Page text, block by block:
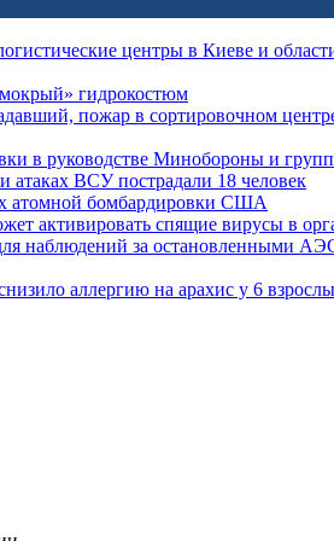
центры в Киеве и
гидрокостюм
пожар в сортировочном
в руководстве Минобороны и
атаках ВСУ пострадали 18 человек
атомной бомбардировки США
активировать спящие вирусы в
наблюдений за остановленными
аллергию на арахис у 6